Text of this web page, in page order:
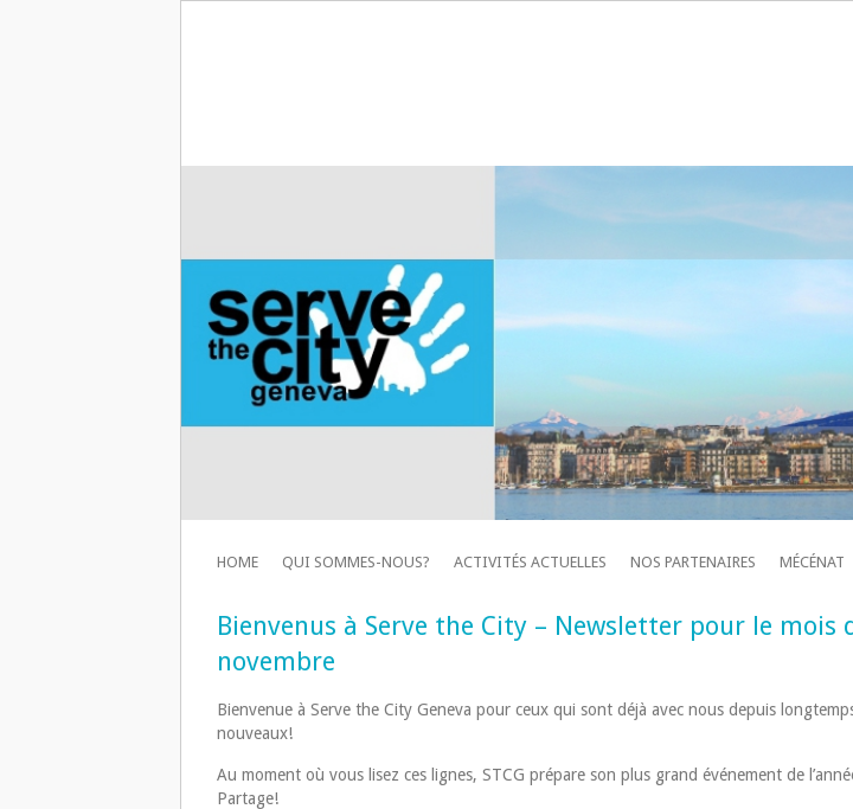
HOME QUI SOMMES-NOUS? ACTIVITÉS ACTUELLES NOS PARTENAIRES MÉCÉNAT
Bienvenus à Serve the City – Newsletter pour le mois
novembre
Bienvenue à Serve the City Geneva pour ceux qui sont déjà avec nous depuis
nouveaux!
Au moment où vous lisez ces lignes, STCG prépare son plus grand événement de
Partage!